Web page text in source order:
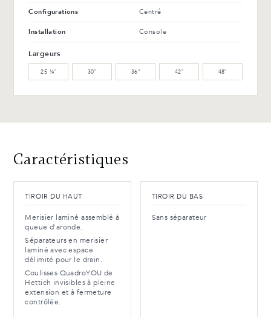
Configurations Centré
Installation Console
Largeurs
25 ¼″ 30″ 36″ 42″ 48″
Caractéristiques
TIROIR DU HAUT
Merisier laminé assemblé à
queue d'aronde.
Séparateurs en merisier
laminé avec espace
délimité pour le drain.
Coulisses QuadroYOU de
Hettich invisibles à pleine
extension et à fermeture
contrôlée.
TIROIR DU BAS
Sans séparateur